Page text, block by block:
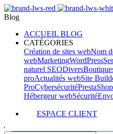
Blog
ACCUEIL BLOG
CATÉGORIES
Création de sites webNom
webMarketingWordPress
naturel SEODivers
proActualités webSite
ProCybersécuritéPrestaShop
Hébergeur webSécurité
ESPACE CLIENT